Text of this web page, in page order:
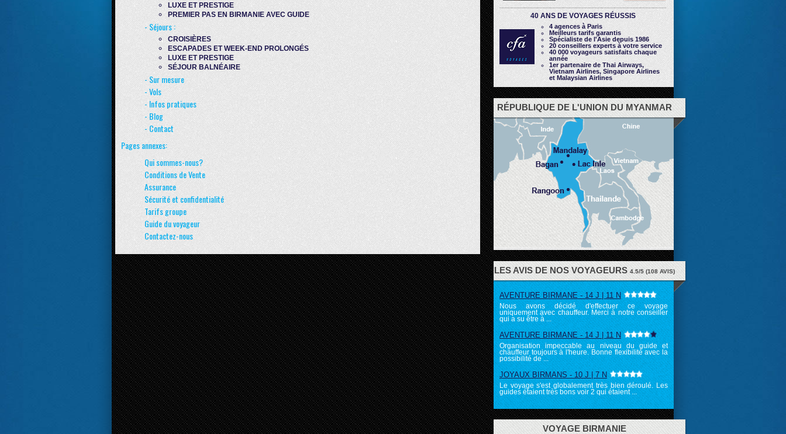
LUXE ET PRESTIGE
PREMIER PAS EN BIRMANIE AVEC GUIDE
- Séjours :
CROISIÈRES
ESCAPADES ET WEEK-END PROLONGÉS
LUXE ET PRESTIGE
SÉJOUR BALNÉAIRE
- Sur mesure
- Vols
- Infos pratiques
- Blog
- Contact
Pages annexes:
Qui sommes-nous?
Conditions de Vente
Assurance
Sécurité et confidentialité
Tarifs groupe
Guide du voyageur
Contactez-nous
40 ANS DE VOYAGES RÉUSSIS
4 agences à Paris
Meilleurs tarifs garantis
Spécialiste de l'Asie depuis 1986
20 conseillers experts à votre service
40 000 voyageurs satisfaits chaque
année
1er partenaire de Thai Airways,
Vietnam Airlines, Singapore Airlines
et Malaysian Airlines
RÉPUBLIQUE DE L'UNION DU MYANMAR
AVENTURE BIRMANE - 14 J | 11 N
Nous avons décidé d'effectuer ce voyage
uniquement avec chauffeur. Merci à notre conseiller
qui a su être à ...
AVENTURE BIRMANE - 14 J | 11 N
Organisation impeccable au niveau du guide et
chauffeur toujours à l'heure. Bonne flexibilité avec la
possibilité de ...
JOYAUX BIRMANS - 10 J | 7 N
Le voyage s'est globalement très bien déroulé. Les
guides étaient très bons voir 2 qui étaient ...
LES AVIS DE NOS VOYAGEURS4.5/5(108AVIS)
VOYAGE BIRMANIE